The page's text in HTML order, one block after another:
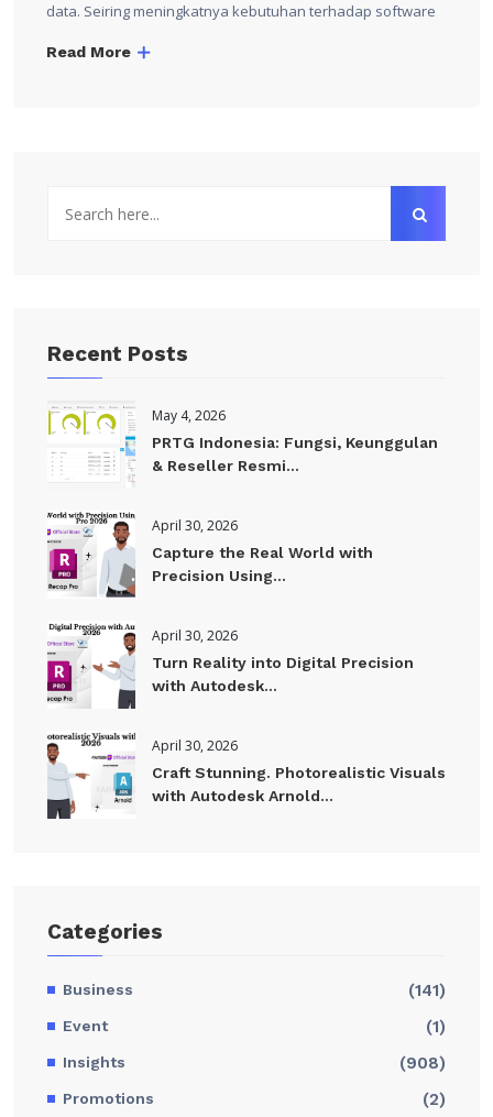
data. Seiring meningkatnya kebutuhan terhadap software
Read More
Recent Posts
May 4, 2026
PRTG Indonesia: Fungsi, Keunggulan
& Reseller Resmi...
April 30, 2026
Capture the Real World with
Precision Using...
April 30, 2026
Turn Reality into Digital Precision
with Autodesk...
April 30, 2026
Craft Stunning. Photorealistic Visuals
with Autodesk Arnold...
Categories
Business (141)
Event (1)
Insights (908)
Promotions (2)